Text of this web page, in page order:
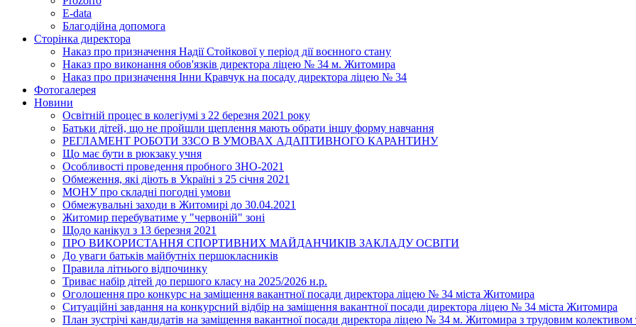
E-data
Благодійна допомога
Сторінка директора
Наказ про призначення Надії Стойкової у період дії воєнного стану
Наказ про виконання обов'язків директора ліцею № 34 м. Житомира
Наказ про призначення Інни Кравчук на посаду директора ліцею № 34
Фотогалерея
Новини
Освітній процес в колегіумі з 22 березня 2021 року
Батьки дітей, що не пройшли щеплення мають обрати іншу форму навчання
РЕГЛАМЕНТ РОБОТИ ЗЗСО В УМОВАХ АДАПТИВНОГО КАРАНТИНУ
Що має бути в рюкзаку учня
Особливості проведення пробного ЗНО-2021
Обмеження, які діють в Україні з 25 січня 2021
МОНУ про складні погодні умови
Обмежувальні заходи в Житомирі до 30.04.2021
Житомир перебуватиме у "червоній" зоні
Щодо канікул з 13 березня 2021
ПРО ВИКОРИСТАННЯ СПОРТИВНИХ МАЙДАНЧИКІВ ЗАКЛАДУ ОСВІТИ
До уваги батьків майбутніх першокласників
Правила літнього відпочинку
Триває набір дітей до першого класу на 2025/2026 н.р.
Оголошення про конкурс на заміщення вакантної посади директора ліцею № 34 міста Житомира
Ситуаційні завдання на конкурсний відбір на заміщення вакантної посади директора ліцею № 34 міста Житомира
План зустрічі кандидатів на заміщення вакантної посади директора ліцею № 34 м. Житомира з трудовим колективом